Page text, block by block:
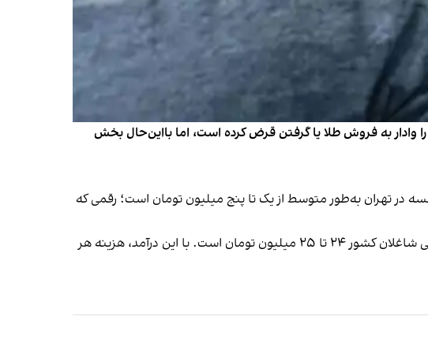
وادار به فروش طلا یا گرفتن قرض کرده است، اما بااین‌حال بخش
تومان تعیین شده، هزینه واقعی هر جلسه در تهران به‌طور متوسط از یک تا پنج میلیون تومان است؛ رقمی که
به‌گزارش این روزنامه، حداقل حقوق کارگر متأهل با دو فرزند حدود ۱۶ میلیون و ۳۰۰ هزار تومان و میانگین دریافتی شاغلان کشور ۲۴ تا ۲۵ میلیون تومان است. با این درآمد، هزینه هر